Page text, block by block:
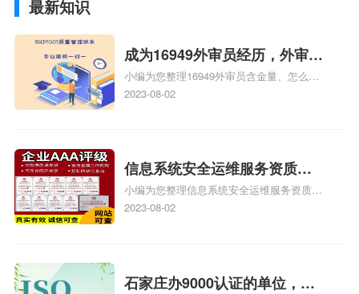
最新知识
成为16949外审员经历，外审员
16949
小编为您整理16949外审员含金量、怎么才
能成为注册的TS16949:2009的外审员、我
2023-08-02
信息系统安全运维服务资质二
级费用，信息系统安全运维服
务资质二级
小编为您整理信息系统安全运维服务资质认
证证书机构有哪些、安全运维服务资质的费
体系认证知识，详情可查看下方正文！
2023-08-02
石家庄办9000认证的单位，石